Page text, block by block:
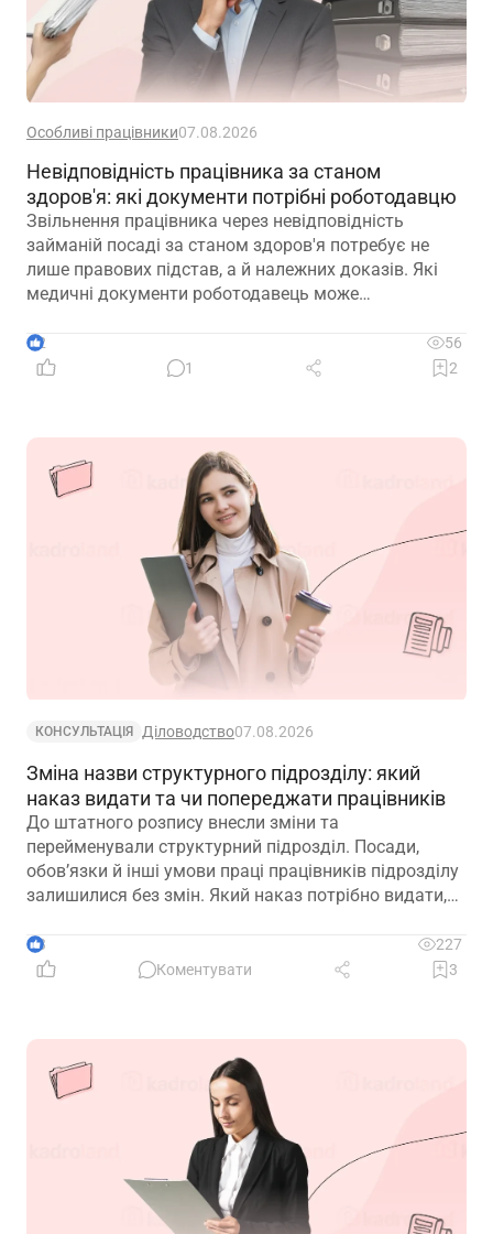
Особливі працівники07.08.2026
Невідповідність працівника за станом
здоров'я: які документи потрібні роботодавцю
Звільнення працівника через невідповідність
займаній посаді за станом здоров'я потребує не
лише правових підстав, а й належних доказів. Які
медичні документи роботодавець може
обставини – розповідаємо далі
2
56
1
2
КОНСУЛЬТАЦІЯ Діловодство07.08.2026
Зміна назви структурного підрозділу: який
наказ видати та чи попереджати працівників
До штатного розпису внесли зміни та
перейменували структурний підрозділ. Посади,
обов’язки й інші умови праці працівників підрозділу
залишилися без змін. Який наказ потрібно видати,
підрозділі з новою назвою: про переведення чи
переміщення? Чи потрібно вносити записи до
зміною істотних умов праці? Наприклад, працівник
був обліковцем тваринного комплексу, а після
перейменування працює у свинофермі.
3
227
Коментувати
3